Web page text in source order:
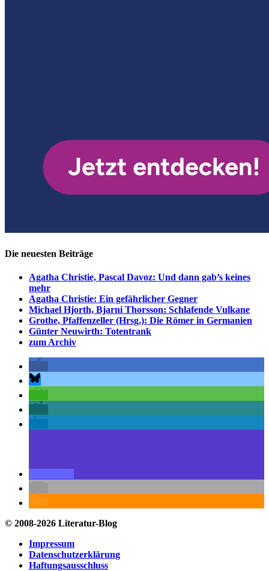
Die neuesten Beiträge
Agatha Christie, Pascal Davoz: Und dann gab’s keines
mehr
Agatha Christie: Ein gefährlicher Gegner
Michael Hjorth, Bjarni Thorsson: Schlafende Vulkane
Grothe, Pfaffenzeller (Hrsg.): Die Römer in Germanien
Günter Neuwirth: Totentrank
zum Archiv
© 2008-2026 Literatur-Blog
Impressum
Datenschutzerklärung
Haftungsausschluss